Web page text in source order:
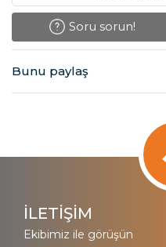
Soru sorun!
Bunu paylaş
İLETİŞİM
Ekibimiz ile görüşün